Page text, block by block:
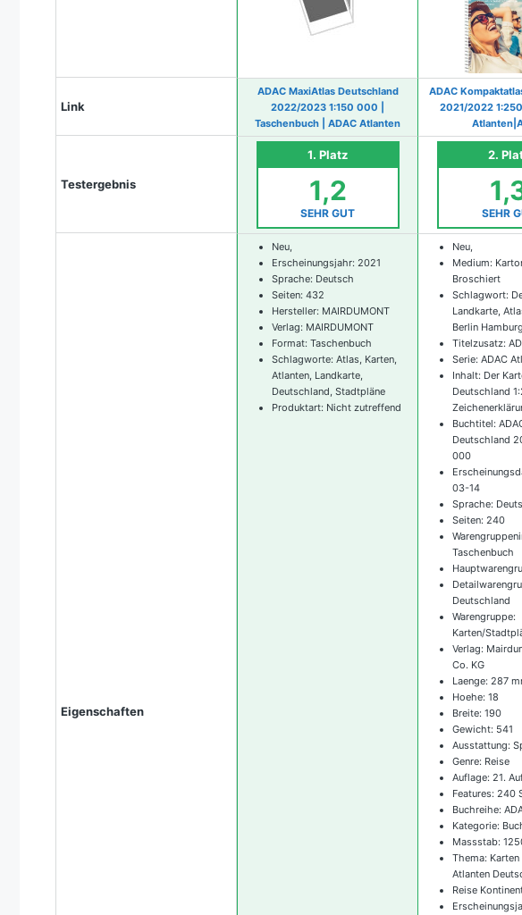
Link
ADAC MaxiAtlas Deutschland
2022/2023 1:150 000 |
Taschenbuch | ADAC Atlanten
ADAC
2021/2022
Testergebnis
1. Platz
1,2
SEHR GUT
2.
SEHR
Eigenschaften
Neu,
Erscheinungsjahr: 2021
Sprache: Deutsch
Seiten: 432
Hersteller: MAIRDUMONT
Verlag: MAIRDUMONT
Format: Taschenbuch
Schlagworte: Atlas, Karten,
Atlanten, Landkarte,
Deutschland, Stadtpläne
Produktart: Nicht zutreffend
Neu,
Medium:
Broschiert
Schlagwort:
Landkarte,
Berlin
Titelzusatz:
Serie: ADAC
Inhalt: Der
Deutschland
Buchtitel:
Deutschland
000
03-14
Sprache:
Seiten: 240
Taschenbuch
Deutschland
Warengruppe:
Karten/
Verlag:
Co. KG
Laenge: 287
Hoehe: 18
Breite: 190
Gewicht: 541
Ausstattung:
Genre: Reise
Auflage: 21.
Features: 240
Buchreihe:
Kategorie:
Massstab:
Thema:
Atlanten
Reise